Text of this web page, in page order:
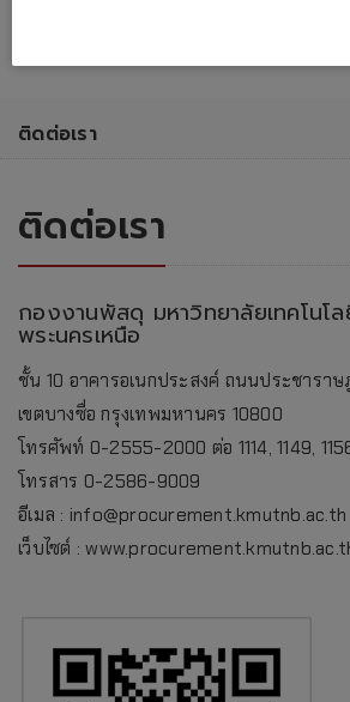
ติดต่อเรา
ติดต่อเรา
กองงานพัสดุ มหาวิทยาลัยเทคโนโล
พระนครเหนือ
ชั้น 10 อาคารอเนกประสงค์ ถนนประชาราษ
เขตบางซื่อ กรุงเทพมหานคร 10800
โทรศัพท์ 0-2555-2000 ต่อ 1114, 1149,
โทรสาร 0-2586-9009
อีเมล : info@procurement.kmutnb.ac.th
เว็บไซต์ :